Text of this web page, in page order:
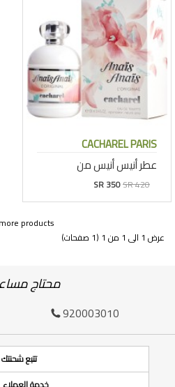
CACHAREL PARIS
عطر أنيس أنيس من
SR 350SR 420
products!
عرض 1 الى 1 من 1 (1 صفحات)
محتاج
920003010
تتبع شحنتك